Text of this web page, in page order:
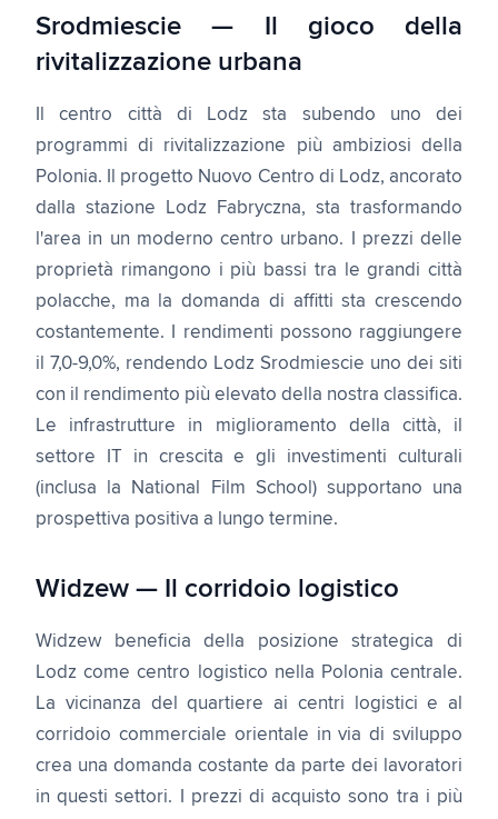
Srodmiescie — Il gioco della
rivitalizzazione urbana
Il centro città di Lodz sta subendo uno dei
programmi di rivitalizzazione più ambiziosi della
Polonia. Il progetto Nuovo Centro di Lodz, ancorato
dalla stazione Lodz Fabryczna, sta trasformando
l'area in un moderno centro urbano. I prezzi delle
proprietà rimangono i più bassi tra le grandi città
polacche, ma la domanda di affitti sta crescendo
costantemente. I rendimenti possono raggiungere
il 7,0-9,0%, rendendo Lodz Srodmiescie uno dei siti
con il rendimento più elevato della nostra classifica.
Le infrastrutture in miglioramento della città, il
settore IT in crescita e gli investimenti culturali
(inclusa la National Film School) supportano una
prospettiva positiva a lungo termine.
Widzew — Il corridoio logistico
Widzew beneficia della posizione strategica di
Lodz come centro logistico nella Polonia centrale.
La vicinanza del quartiere ai centri logistici e al
corridoio commerciale orientale in via di sviluppo
crea una domanda costante da parte dei lavoratori
in questi settori. I prezzi di acquisto sono tra i più